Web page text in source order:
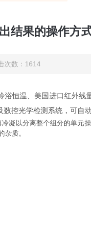
结果的操作方
数：1614
温、美国进口红外线
控光学检测系统，可自
以分离整个组分的单元
质。